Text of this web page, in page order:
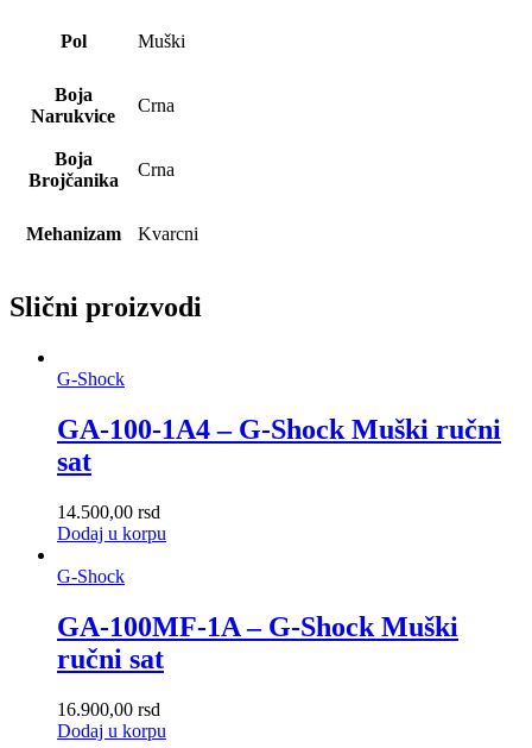
Pol Muški
Boja
Narukvice
Crna
Boja
Brojčanika
Crna
Mehanizam Kvarcni
Slični proizvodi
G-Shock
GA-100-1A4 – G-Shock Muški ručni
sat
14.500,00 rsd
Dodaj u korpu
G-Shock
GA-100MF-1A – G-Shock Muški
ručni sat
16.900,00 rsd
Dodaj u korpu